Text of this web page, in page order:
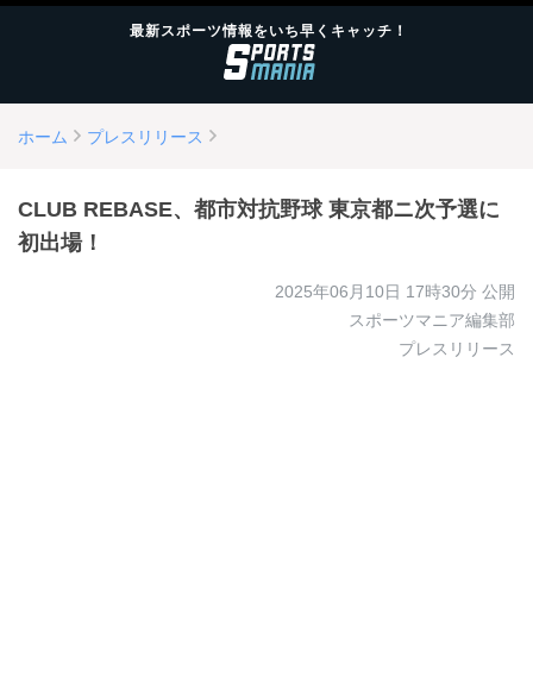
最新スポーツ情報をいち早くキャッチ！
ホーム プレスリリース
CLUB REBASE、都市対抗野球 東京都ニ次予選に
初出場！
2025年06月10日 17時30分 公開
スポーツマニア編集部
プレスリリース